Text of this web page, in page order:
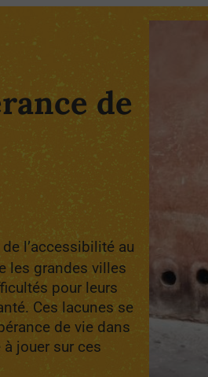
de
l’accessibilité au
les grandes villes
pour leurs
Ces lacunes se
de vie dans
jouer sur ces